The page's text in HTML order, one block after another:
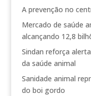
A prevenção no
Mercado de saúde
alcançando 12,8
Sindan reforça
da saúde animal
Sanidade animal
do boi gordo